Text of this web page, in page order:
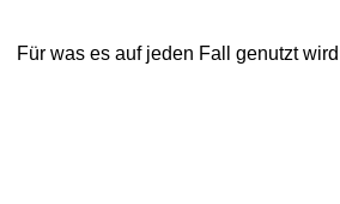
Für was es auf jeden Fall genutzt